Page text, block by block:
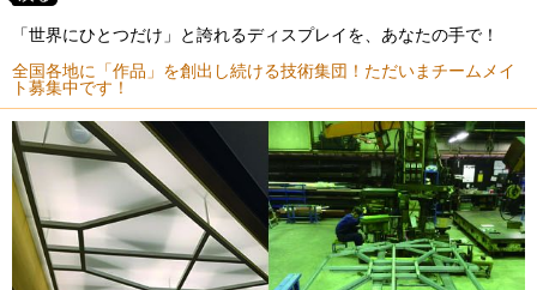
「世界にひとつだけ」と誇れるディスプレイを、あなたの手で！
全国各地に「作品」を創出し続ける技術集団！ただいまチームメイ
ト募集中です！